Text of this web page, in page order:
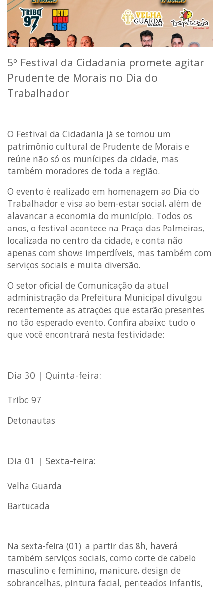
5º Festival da Cidadania promete agitar
Prudente de Morais no Dia do
Trabalhador
O Festival da Cidadania já se tornou um
patrimônio cultural de Prudente de Morais e
reúne não só os munícipes da cidade, mas
também moradores de toda a região.
O evento é realizado em homenagem ao Dia do
Trabalhador e visa ao bem-estar social, além de
alavancar a economia do município. Todos os
anos, o festival acontece na Praça das Palmeiras,
localizada no centro da cidade, e conta não
apenas com shows imperdíveis, mas também com
serviços sociais e muita diversão.
O setor oficial de Comunicação da atual
administração da Prefeitura Municipal divulgou
recentemente as atrações que estarão presentes
no tão esperado evento. Confira abaixo tudo o
que você encontrará nesta festividade:
Dia 30 | Quinta-feira:
Tribo 97
Detonautas
Dia 01 | Sexta-feira:
Velha Guarda
Bartucada
Na sexta-feira (01), a partir das 8h, haverá
também serviços sociais, como corte de cabelo
masculino e feminino, manicure, design de
sobrancelhas, pintura facial, penteados infantis,